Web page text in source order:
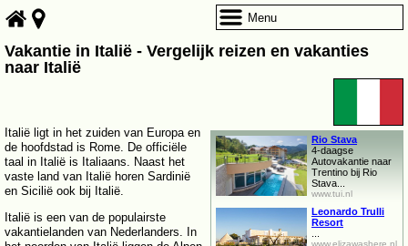
Vakantie in Italië - Vergelijk reizen en vakanties
naar Italië
Rio Stava
4-daagse
Autovakantie naar
Trentino bij Rio
Stava...
www.tui.nl
Leonardo Trulli
Resort
www.elizawashere.nl
Italië ligt in het zuiden van Europa en
de hoofdstad is Rome. De officiële
taal in Italië is Italiaans. Naast het
vaste land van Italië horen Sardinië
en Sicilië ook bij Italië.
Italië is een van de populairste
vakantielanden van Nederlanders. In
Menu